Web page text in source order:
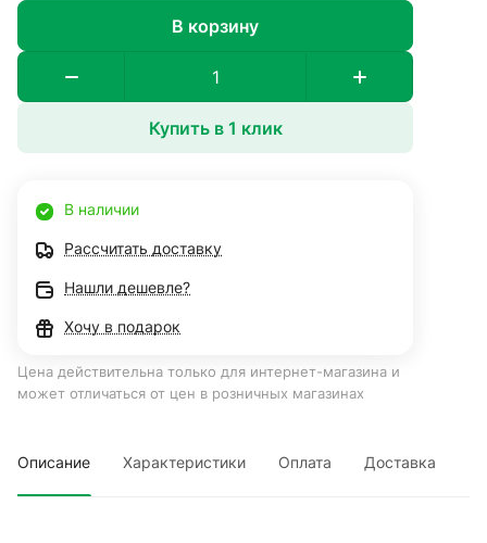
В корзину
Купить в 1 клик
В наличии
Рассчитать доставку
Нашли дешевле?
Хочу в подарок
Цена действительна только для интернет-магазина и
может отличаться от цен в розничных магазинах
Описание Характеристики Оплата Доставка